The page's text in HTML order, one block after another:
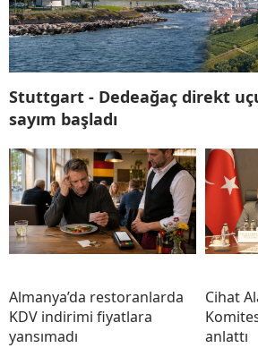
Stuttgart - Dedeağaç direkt
sayım başladı
Almanya’da restoranlarda
KDV indirimi fiyatlara
yansımadı
Cihat
anlattı